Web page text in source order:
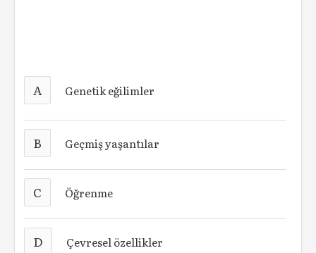
A Genetik eğilimler
B Geçmiş yaşantılar
C Öğrenme
D Çevresel özellikler